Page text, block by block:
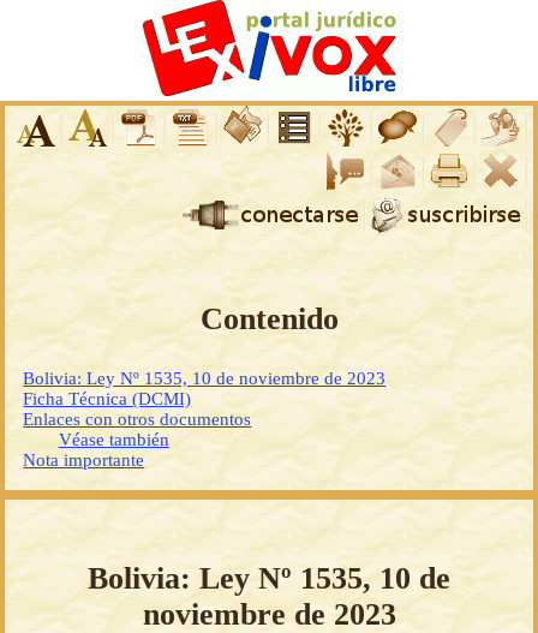
Contenido
Bolivia: Ley Nº 1535, 10 de noviembre de 2023
Ficha Técnica (DCMI)
Enlaces con otros documentos
Véase también
Nota importante
Bolivia: Ley Nº 1535, 10 de
noviembre de 2023